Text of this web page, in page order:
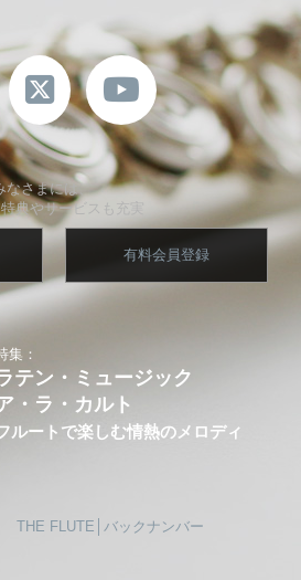
なさまには、
典やサービスも充実
有料会員登録
集：
テン・ミュージック
・ラ・カルト
ルートで楽しむ情熱のメロディ
THE FLUTE│バックナンバー